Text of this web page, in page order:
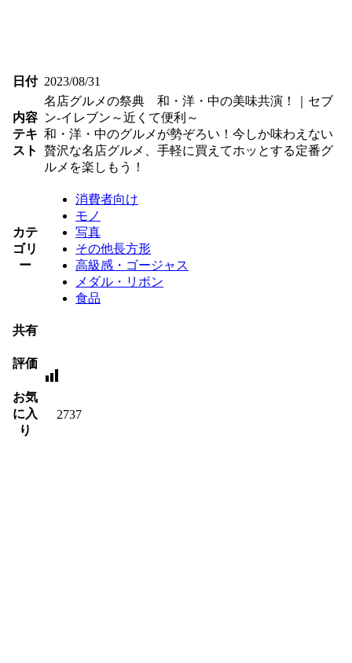
日付 2023/08/31
内容
テキ
スト
名店グルメの祭典 和・洋・中の美味共演！｜セブ
ン‐イレブン～近くて便利～
和・洋・中のグルメが勢ぞろい！今しか味わえない
贅沢な名店グルメ、手軽に買えてホッとする定番グ
ルメを楽しもう！
カテ
ゴリ
ー
消費者向け
モノ
写真
その他長方形
高級感・ゴージャス
メダル・リボン
食品
共有
評価
お気
に入
り
2737